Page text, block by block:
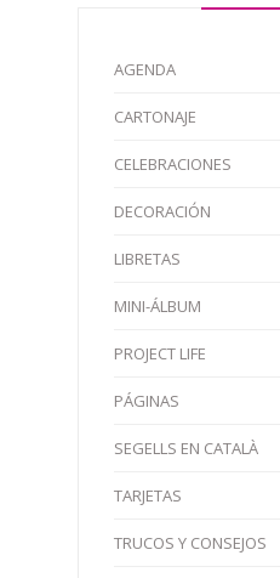
AGENDA
CARTONAJE
CELEBRACIONES
DECORACIÓN
LIBRETAS
MINI-ÁLBUM
PROJECT LIFE
PÁGINAS
SEGELLS EN CATALÀ
TARJETAS
TRUCOS Y CONSEJOS